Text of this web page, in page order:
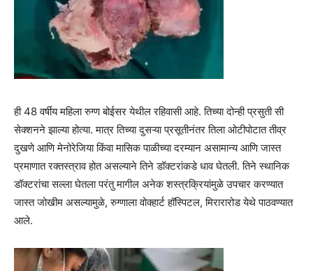
ही 48 वर्षीय महिला रुग्ण बोईसर येथील रहिवासी आहे. तिच्या दोन्ही प्रसुती सी
सेक्शनने झाल्या होत्या. मात्र तिच्या दुसऱ्या प्रसूतीनंतर तिला ओटीपोटात तीव्र
दुखणे आणि मेनोरेजिया किंवा मासिक पाळीच्या दरम्यान असामान्य आणि जास्त
प्रमाणात रक्तस्त्राव होत असल्याने तिने डॉक्टरांकडे धाव घेतली. तिने स्थानिक
डॉक्टरांचा सल्ला घेतला परंतु मागील अनेक शस्त्रक्रियांमुळे उपचार करण्यात
जास्त जोखीम असल्यामुळे, रुग्णाला वोक्हार्ट हॉस्पिटल, मिरारारोड येथे पाठवण्यात
आले.